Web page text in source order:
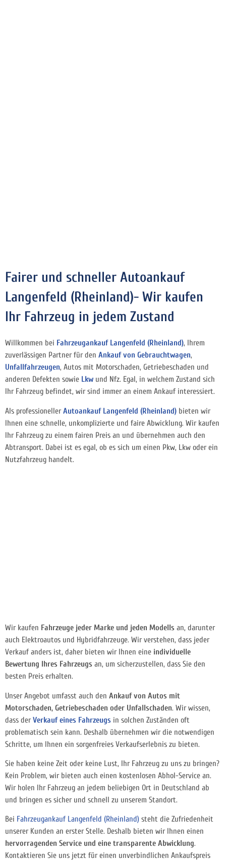
Fairer und schneller Autoankauf
Langenfeld (Rheinland)- Wir kaufen
Ihr Fahrzeug in jedem Zustand
Willkommen bei Fahrzeugankauf Langenfeld (Rheinland), Ihrem
zuverlässigen Partner für den Ankauf von Gebrauchtwagen,
Unfallfahrzeugen, Autos mit Motorschaden, Getriebeschaden und
anderen Defekten sowie Lkw und Nfz. Egal, in welchem Zustand sich
Ihr Fahrzeug befindet, wir sind immer an einem Ankauf interessiert.
Als professionellerAutoankauf Langenfeld (Rheinland) bieten wir
Ihnen eine schnelle, unkomplizierte und faire Abwicklung. Wir kaufen
Ihr Fahrzeug zu einem fairen Preis an und übernehmen auch den
Abtransport. Dabei ist es egal, ob es sich um einen Pkw, Lkw oder ein
Nutzfahrzeug handelt.
Wir kaufen Fahrzeuge jeder Marke und jeden Modells an, darunter
auch Elektroautos und Hybridfahrzeuge. Wir verstehen, dass jeder
Verkauf anders ist, daher bieten wir Ihnen eine individuelle
Bewertung Ihres Fahrzeugs an, um sicherzustellen, dass Sie den
besten Preis erhalten.
Unser Angebot umfasst auch den Ankauf von Autos mit
Motorschaden, Getriebeschaden oder Unfallschaden. Wir wissen,
dass derVerkauf eines Fahrzeugs in solchen Zuständen oft
problematisch sein kann. Deshalb übernehmen wir die notwendigen
Schritte, um Ihnen ein sorgenfreies Verkaufserlebnis zu bieten.
Sie haben keine Zeit oder keine Lust, Ihr Fahrzeug zu uns zu bringen?
Kein Problem, wir bieten auch einen kostenlosen Abhol-Service an.
Wir holen Ihr Fahrzeug an jedem beliebigen Ort in Deutschland ab
und bringen es sicher und schnell zu unserem Standort.
Bei Fahrzeugankauf Langenfeld (Rheinland) steht die Zufriedenheit
unserer Kunden an erster Stelle. Deshalb bieten wir Ihnen einen
hervorragenden Service und eine transparente Abwicklung.
Kontaktieren Sie uns jetzt für einen unverbindlichen Ankaufspreis